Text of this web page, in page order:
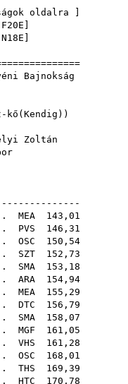
oldalra
F20E
N18E
Bajnokság
kő(Kendig))
Zoltán
. MEA 143,01
. PVS 146,31
. OSC 150,54
. SZT 152,73
. SMA 153,18
. ARA 154,94
. MEA 155,29
. DTC 156,79
. SMA 158,07
. MGF 161,05
. VHS 161,28
. OSC 168,01
. THS 169,39
. HTC 170,78